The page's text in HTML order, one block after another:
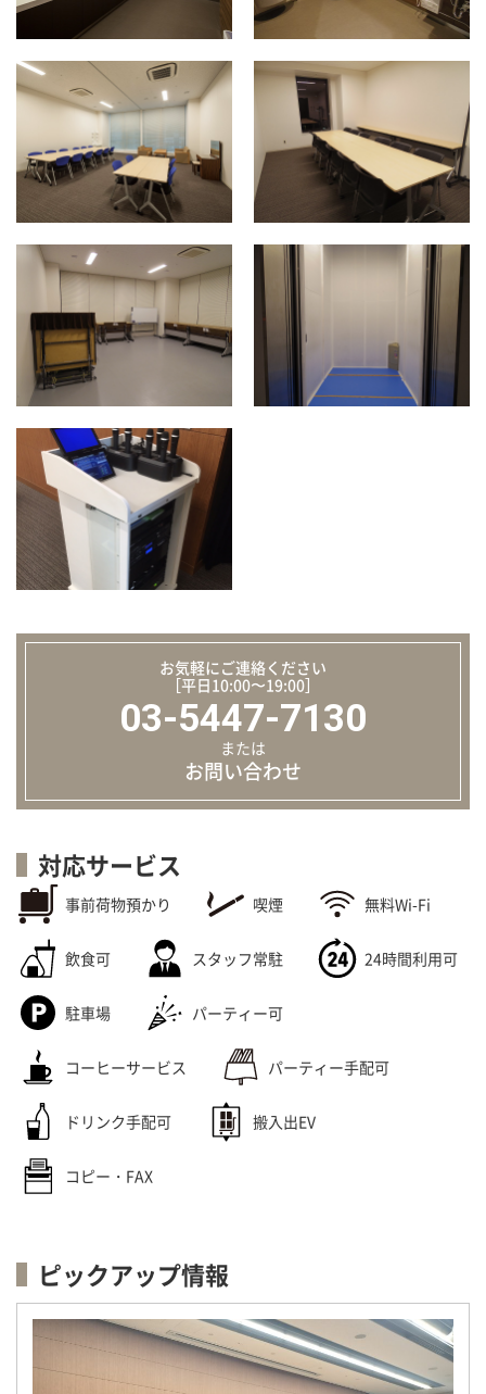
お気軽にご連絡ください
［平日10:00〜19:00］
03-5447-7130
または
お問い合わせ
対応サービス
事前荷物預かり 喫煙 無料Wi-Fi
飲食可 スタッフ常駐 24時間利用可
駐車場 パーティー可
コーヒーサービス パーティー手配可
ドリンク手配可 搬入出EV
コピー・FAX
ピックアップ情報